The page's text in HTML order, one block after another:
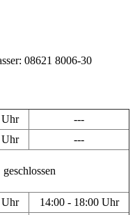
08621 8006-30
Uhr
---
Uhr ---
geschlossen
Uhr
14:00 - 18:00 Uhr